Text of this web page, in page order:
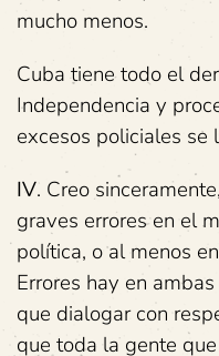
mucho menos.
Cuba tiene todo el
Independencia y
excesos policiales se
IV. Creo
graves errores en el
política, o al menos
Errores hay en
que dialogar con
que toda la gente